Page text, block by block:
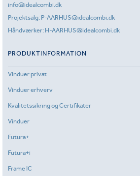
info@idealcombi.dk
Projektsalg: P-AARHUS@idealcombi.dk
Håndværker: H-AARHUS@idealcombi.dk
PRODUKTINFORMATION
Vinduer privat
Vinduer erhverv
Kvalitetssikring og Certifikater
Vinduer
Futura+
Futura+i
Frame IC